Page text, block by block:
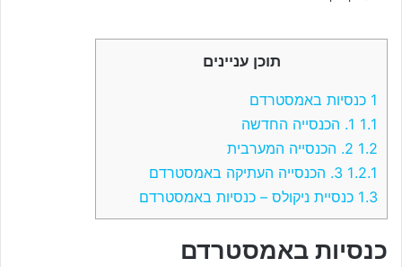
תוכן עניינים
1 כנסיות באמסטרדם
1.1
1.2
1.2.1
1.3 כנסיית ניקולס – כנסיות באמסטרדם
כנסיות באמסטרדם